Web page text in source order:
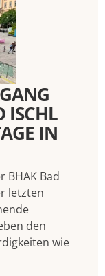
ISCHL
IN
BHAK Bad
letzten
den
wie